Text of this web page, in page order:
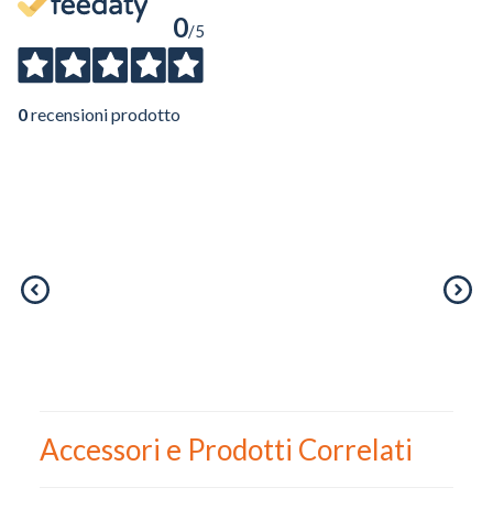
0/5
0recensioni prodotto
Accessori e Prodotti Correlati